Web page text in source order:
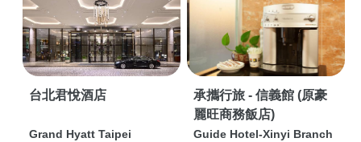
台北君悅酒店
Grand Hyatt Taipei
承攜行旅 - 信義館 (原豪
麗旺商務飯店)
Guide Hotel-Xinyi Branch